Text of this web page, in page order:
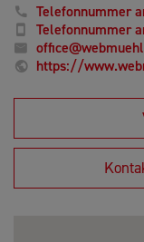
Telefonnummer
Telefonnummer
https://